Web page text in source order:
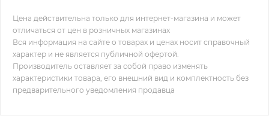
Цена действительна только для интернет-магазина и может
отличаться от цен в розничных магазинах
Вся информация на сайте о товарах и ценах носит справочный
характер и не является публичной офертой.
Производитель оставляет за собой право изменять
характеристики товара, его внешний вид и комплектность без
предварительного уведомления продавца